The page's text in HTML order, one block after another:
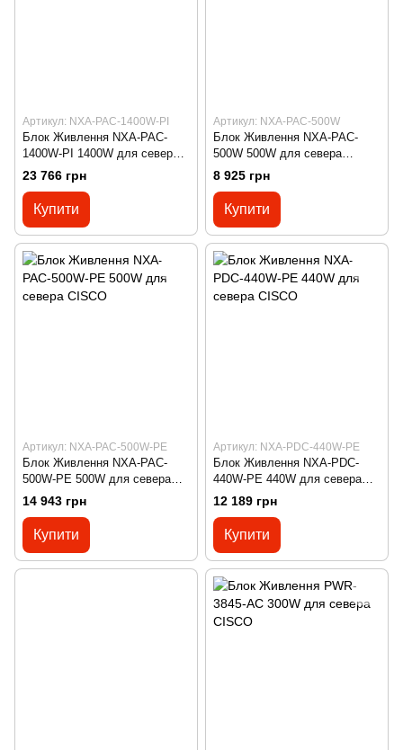
Артикул: NXA-PAC-1400W-PI
Блок Живлення NXA-PAC-
1400W-PI 1400W для севера
CISCO
23 766 грн
Купити
Артикул: NXA-PAC-500W
Блок Живлення NXA-PAC-
500W 500W для севера
CISCO
8 925 грн
Купити
Артикул: NXA-PAC-500W-PE
Блок Живлення NXA-PAC-
500W-PE 500W для севера
CISCO
14 943 грн
Купити
Артикул: NXA-PDC-440W-PE
Блок Живлення NXA-PDC-
440W-PE 440W для севера
CISCO
12 189 грн
Купити